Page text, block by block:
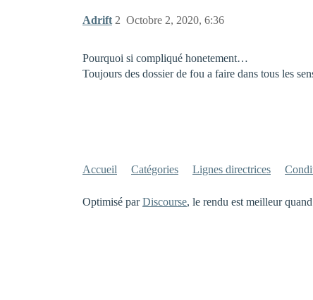
Adrift Octobre 2, 2020, 6:36
2
Pourquoi si compliqué honetement…
Toujours des dossier de fou a faire dans tous les
Accueil Catégories Lignes directrices
Optimisé parDiscourse, le rendu est meilleur